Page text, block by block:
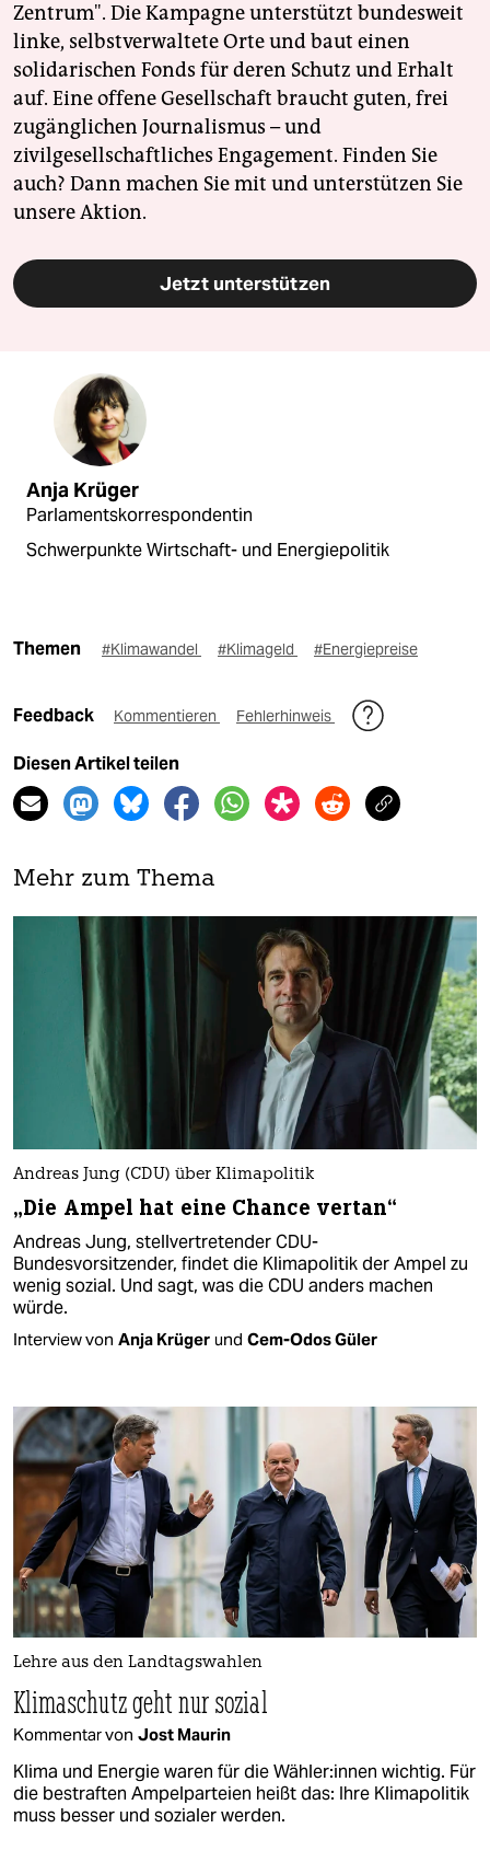
Zentrum". Die Kampagne unterstützt bundesweit
linke, selbstverwaltete Orte und baut einen
solidarischen Fonds für deren Schutz und Erhalt
auf. Eine offene Gesellschaft braucht guten, frei
zugänglichen Journalismus – und
zivilgesellschaftliches Engagement. Finden Sie
auch? Dann machen Sie mit und unterstützen Sie
unsere Aktion.
Jetzt unterstützen
Anja Krüger
Parlamentskorrespondentin
Schwerpunkte Wirtschaft- und Energiepolitik
Themen #Klimawandel #Klimageld #Energiepreise
Feedback Kommentieren Fehlerhinweis
Diesen Artikel teilen
Mehr zum Thema
Andreas Jung (CDU) über Klimapolitik
„Die Ampel hat eine Chance vertan“
Andreas Jung, stellvertretender CDU-
Bundesvorsitzender, findet die Klimapolitik der Ampel zu
wenig sozial. Und sagt, was die CDU anders machen
würde.
Interview von Anja Krüger und Cem-Odos Güler
Lehre aus den Landtagswahlen
Klimaschutz geht nur sozial
Kommentar von Jost Maurin
Klima und Energie waren für die Wäh­le­r:in­nen wichtig. Für
die bestraften Ampelparteien heißt das: Ihre Klimapolitik
muss besser und sozialer werden.